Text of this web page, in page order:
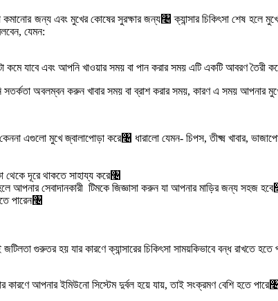
কমানোর জন্য এবং মুখের কোষের সুরক্ষার জন্য৤ ক্যান্সার চিকিৎসা শেষ
যেমন:
কমে যাবে এবং আপনি খাওয়ার সময় বা পান করার সময় এটি একটি আবরণ তৈরী
অবলম্বন করুন খাবার সময় বা ব্রাশ করার সময়, কারণ এ সময় আপনার
এগুলো মুখে জ্বালাপোড়া করে৤ ধারালো যেমন- চিপস, তীক্ষ্ম খাবার,
থেকে দূরে থাকতে সাহায্য করে৤
আপনার সেবাদানকারী টিমকে জিজ্ঞাসা করুন যা আপনার মাড়ির জন্য
পারেন৤
গুরুতর হয় যার কারণে ক্যান্সারের চিকিৎসা সাময়কিভাবে বন্ধ রাখতে
কারণে আপনার ইমিউনো সিস্টেম দুর্বল হয়ে যায়, তাই সংক্রমণ বেশি হতে